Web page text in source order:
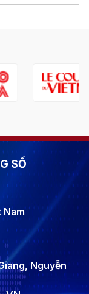
SỐ
Nam
Nguyễn